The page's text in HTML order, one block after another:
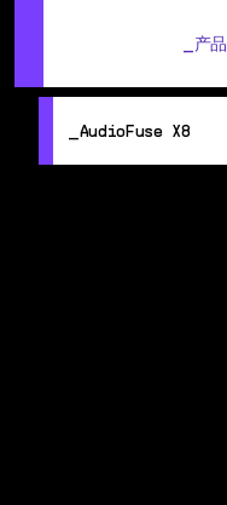
产品
产品
AudioFuse X8